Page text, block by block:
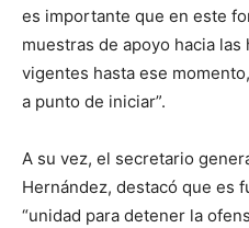
es importante que en este
muestras de apoyo hacia
vigentes hasta ese
a punto de iniciar”.
A su vez, el secretario
Hernández, destacó que es
“unidad para detener la